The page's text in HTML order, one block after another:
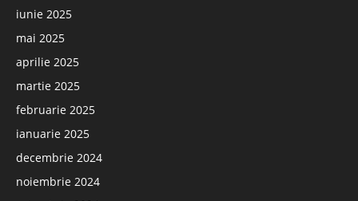
iunie 2025
mai 2025
aprilie 2025
martie 2025
februarie 2025
ianuarie 2025
decembrie 2024
noiembrie 2024